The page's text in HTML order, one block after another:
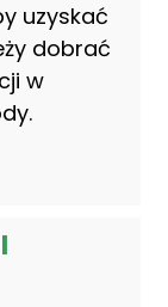
uzyskać
dobrać
w